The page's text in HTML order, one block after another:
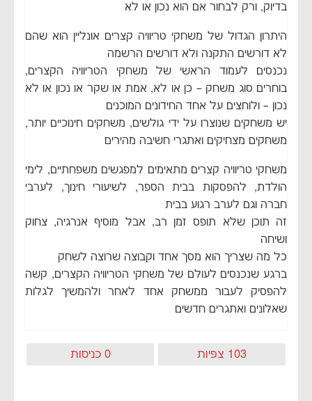
בדיוק, ורק לבחור אם הוא נכון או לא
היתרון הגדול של משחקי טריוויה קצרים אונליין הוא שהם
לא דורשים התקנה ולא דורשים הרשמה
נכנסים לעמוד הראשי של משחקי הטריוויה הקצרים,
בוחרים סוג משחק – כן או לא, אמת או שקר או נכון או לא
נכון – ולוחצים על אחד החידונים המוכנים
יש משחקים שנוצרו על ידי גולשים, משחקים חינוכיים יותר,
משחקים מצחיקים ואתגרי חשיבה מהירים
משחקי טריוויה קצרים מתאימים למפגשים משפחתיים, לימי
הולדת, להפסקות בבית הספר, לשיעורי חינוך, לערבי
חברה וגם לערב רגוע בבית
זה תוכן שלא תופס זמן רב, אבל מוסיף אנרגיה, צחוק
ושיחה
כל מה שצריך הוא מסך אחד וקבוצה שרוצה לשחק
ברגע שנכנסים לעולם של משחקי הטריוויה הקצרים, קשה
להפסיק לעבור ממשחק אחד לאחר ולהמשיך לגלות
שאלונים ואתגרים חדשים
103 צפיות 0 כניסות